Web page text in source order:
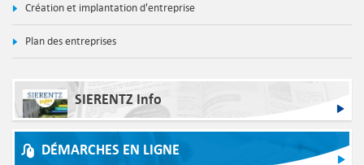
Création et implantation d'entreprise
Plan des entreprises
SIERENTZ Info
DÉMARCHES EN LIGNE